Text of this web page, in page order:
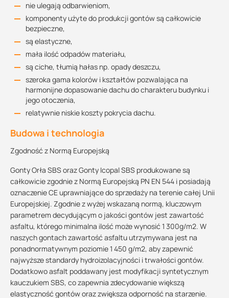
nie ulegają odbarwieniom,
komponenty użyte do produkcji gontów są całkowicie
bezpieczne,
są elastyczne,
mała ilość odpadów materiału,
są ciche, tłumią hałas np. opady deszczu,
szeroka gama kolorów i kształtów pozwalająca na
harmonijne dopasowanie dachu do charakteru budynku i
jego otoczenia,
relatywnie niskie koszty pokrycia dachu.
Budowa i technologia
Zgodność z Normą Europejską
Gonty Orła SBS oraz Gonty Icopal SBS produkowane są
całkowicie zgodnie z Normą Europejską PN EN 544 i posiadają
oznaczenie CE uprawniające do sprzedaży na terenie całej Unii
Europejskiej. Zgodnie z wyżej wskazaną normą, kluczowym
parametrem decydującym o jakości gontów jest zawartość
asfaltu, którego minimalna ilość może wynosić 1 300g/m2. W
naszych gontach zawartość asfaltu utrzymywana jest na
ponadnormatywnym poziomie 1 450 g/m2, aby zapewnić
najwyższe standardy hydroizolacyjności i trwałości gontów.
Dodatkowo asfalt poddawany jest modyfikacji syntetycznym
kauczukiem SBS, co zapewnia zdecydowanie większą
elastyczność gontów oraz zwiększa odporność na starzenie.